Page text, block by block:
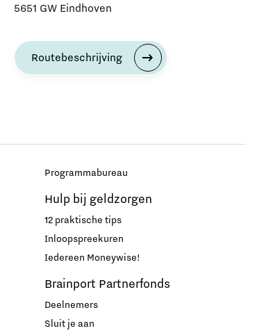
5651 GW Eindhoven
Routebeschrijving
Programmabureau
Hulp bij geldzorgen
12 praktische tips
Inloopspreekuren
Iedereen Moneywise!
Brainport Partnerfonds
Deelnemers
Sluit je aan